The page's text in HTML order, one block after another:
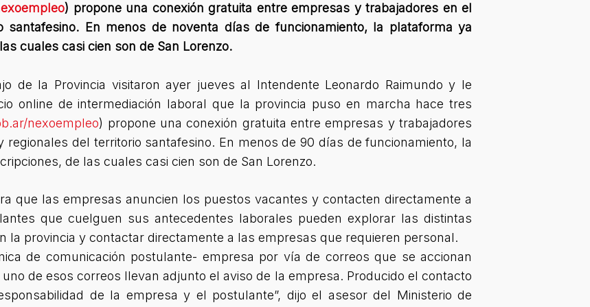
) propone una conexión gratuita entre empresas y trabajadores en el
En menos de noventa días de funcionamiento, la plataforma ya
cuales casi cien son de San Lorenzo.
de la Provincia visitaron ayer jueves al Intendente Leonardo Raimundo y le
online de intermediación laboral que la provincia puso en marcha hace tres
nexoempleo) propone una conexión gratuita entre empresas y trabajadores
del territorio santafesino. En menos de 90 días de funcionamiento, la
de las cuales casi cien son de San Lorenzo.
que las empresas anuncien los puestos vacantes y contacten directamente a
que cuelguen sus antecedentes laborales pueden explorar las distintas
la provincia y contactar directamente a las empresas que requieren personal.
de comunicación postulante- empresa por vía de correos que se accionan
de esos correos llevan adjunto el aviso de la empresa. Producido el contacto
de la empresa y el postulante”, dijo el asesor del Ministerio de